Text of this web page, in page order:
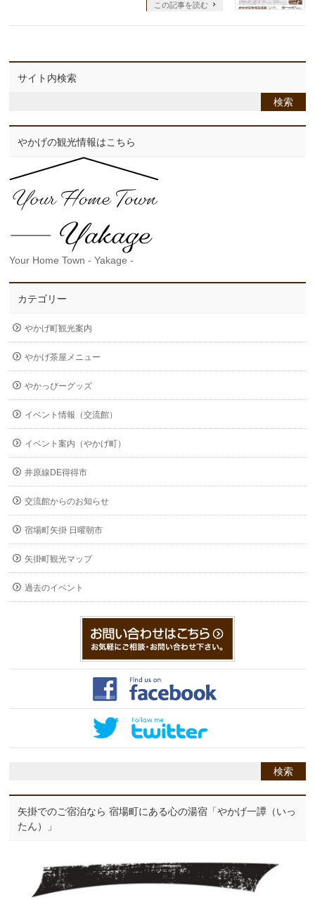
この記事を読む
サイト内検索
やかげの観光情報はこちら
Your Home Town - Yakage -
カテゴリー
やかげ町観光案内
やかげ茶屋メニュー
やかっぴーグッズ
イベント情報（交流館）
イベント案内（やかげ町）
井原線DE得得市
交流館からのお知らせ
宿場町矢掛 日曜朝市
矢掛町観光マップ
過去のイベント
矢掛でのご宿泊なら 宿場町にある心の湯宿「やかげ一譚（いっ
たん）」